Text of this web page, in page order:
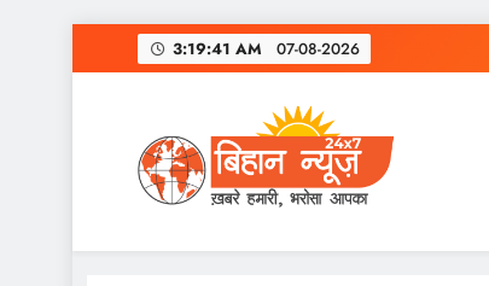
to
3:19:42 AM 07-08-2026